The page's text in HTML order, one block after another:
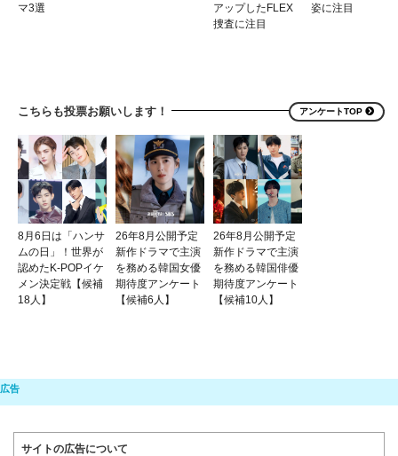
マ3選
アップしたFLEX
捜査に注目
姿に注目
こちらも投票お願いします！ アンケートTOP
8月6日は「ハンサ
ムの日」！世界が
認めたK-POPイケ
メン決定戦【候補
18人】
26年8月公開予定
新作ドラマで主演
を務める韓国女優
期待度アンケート
【候補6人】
26年8月公開予定
新作ドラマで主演
を務める韓国俳優
期待度アンケート
【候補10人】
サイトの広告について